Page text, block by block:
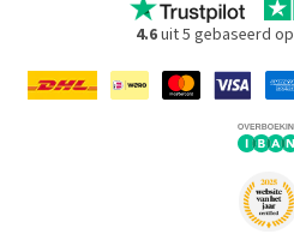
4.6uit 5 gebaseerd op